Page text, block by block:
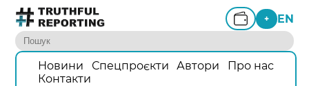
+ EN
Новини Спецпроєкти Автори
Про нас
Контакти